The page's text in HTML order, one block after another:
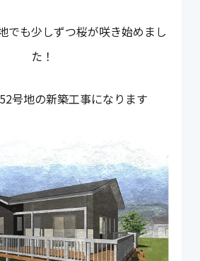
でも少しずつ桜が咲き始めまし
た！
号地の新築工事になります